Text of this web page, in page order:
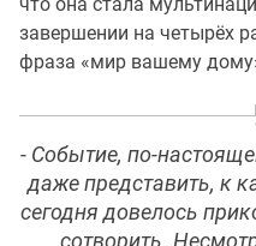
завершении на четырёх
фраза «мир вашему
- Событие, по-
даже представить, к
сегодня довелось
сотворить.